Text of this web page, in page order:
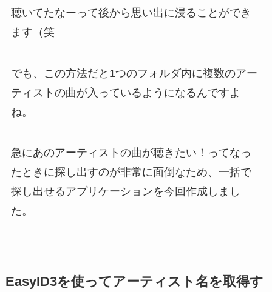
聴いてたなーって後から思い出に浸ることができ
ます（笑
でも、この方法だと1つのフォルダ内に複数のアー
ティストの曲が入っているようになるんですよ
ね。
急にあのアーティストの曲が聴きたい！ってなっ
たときに探し出すのが非常に面倒なため、一括で
探し出せるアプリケーションを今回作成しまし
た。
EasyID3を使ってアーティスト名を取得す